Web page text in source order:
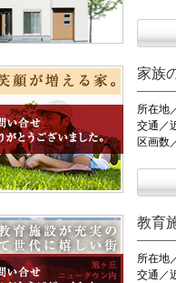
家族
所在地
交通／
区画数
教育
所在地
交通／